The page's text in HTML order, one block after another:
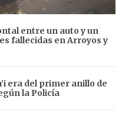
entre un auto y un
fallecidas en Arroyos y
era del primer anillo de
la Policía